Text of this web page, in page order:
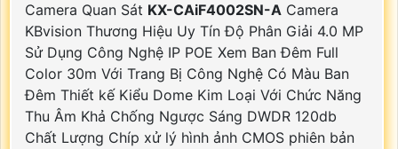
Camera Quan Sát KX-CAiF4002SN-A Camera
KBvision Thương Hiệu Uy Tín Độ Phân Giải 4.0 MP
Sử Dụng Công Nghệ IP POE Xem Ban Đêm Full
Color 30m Với Trang Bị Công Nghệ Có Màu Ban
Đêm Thiết kế Kiểu Dome Kim Loại Với Chức Năng
Thu Âm Khả Chống Ngược Sáng DWDR 120db
Chất Lượng Chíp xử lý hình ảnh CMOS phiên bản